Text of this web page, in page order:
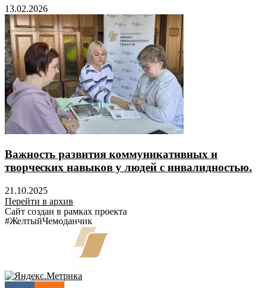
13.02.2026
Важность развития коммуникативных и
творческих навыков у людей с инвалидностью.
21.10.2025
Перейти в архив
Сайт создан в рамках проекта
#ЖелтыйЧемоданчик